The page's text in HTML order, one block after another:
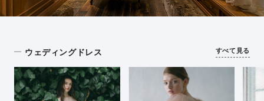
ウェディングドレス すべて見る